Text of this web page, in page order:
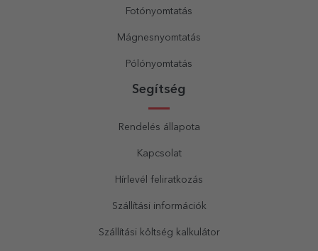
Fotónyomtatás
Mágnesnyomtatás
Pólónyomtatás
Segítség
Rendelés állapota
Kapcsolat
Hírlevél feliratkozás
Szállítási információk
Szállítási költség kalkulátor